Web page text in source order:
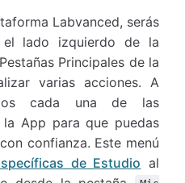
Labvanced, serás
lado izquierdo de la
Principales de la
varias acciones. A
cada una de las
la App para que puedas
confianza. Este menú
de Estudio al